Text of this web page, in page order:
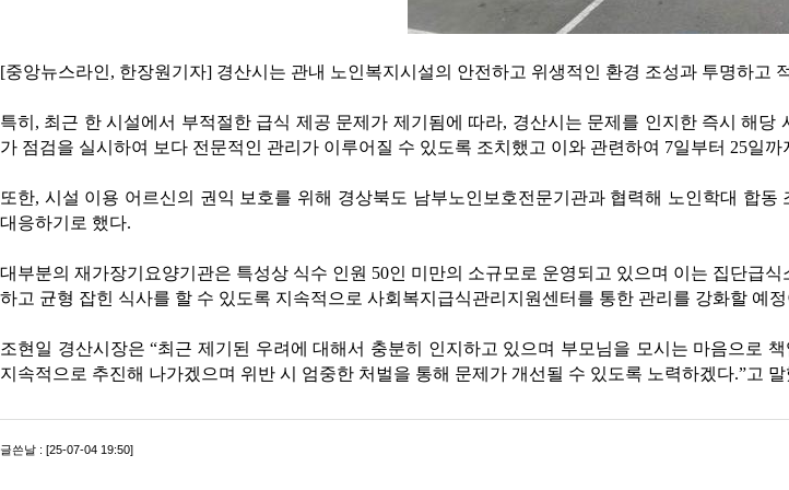
[중앙뉴스라인, 한장원기자] 경산시는 관내 노인복지시설의 안전하고 위생적인 환경 조성과 투명하고
특히, 최근 한 시설에서 부적절한 급식 제공 문제가 제기됨에 따라, 경산시는 문제를 인지한 즉시 해
가 점검을 실시하여 보다 전문적인 관리가 이루어질 수 있도록 조치했고 이와 관련하여 7일부터 25일
또한, 시설 이용 어르신의 권익 보호를 위해 경상북도 남부노인보호전문기관과 협력해 노인학대 합
대응하기로 했다.
대부분의 재가장기요양기관은 특성상 식수 인원 50인 미만의 소규모로 운영되고 있으며 이는 집단급
하고 균형 잡힌 식사를 할 수 있도록 지속적으로 사회복지급식관리지원센터를 통한 관리를 강화할 예
조현일 경산시장은 “최근 제기된 우려에 대해서 충분히 인지하고 있으며 부모님을 모시는 마음으로
지속적으로 추진해 나가겠으며 위반 시 엄중한 처벌을 통해 문제가 개선될 수 있도록 노력하겠다.”고 말
글쓴날 : [25-07-04 19:50]